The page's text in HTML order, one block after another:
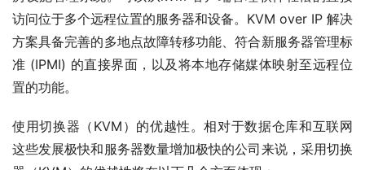
访问位于多个远程位置的服务器和设备。KVM over IP 解决
方案具备完善的多地点故障转移功能、符合新服务器管理标
准 (IPMI) 的直接界面，以及将本地存储媒体映射至远程位
置的功能。
使用切换器（KVM）的优越性。相对于数据仓库和互联网
这些发展极快和服务器数量增加极快的公司来说，采用切换